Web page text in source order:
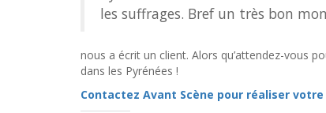
les suffrages. Bref un très bon
nous a écrit un client. Alors qu’attendez-vous
dans les Pyrénées !
Contactez Avant Scène pour réaliser